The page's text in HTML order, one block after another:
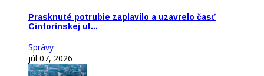
Prasknuté potrubie zaplavilo a uzavrelo časť
Cintorínskej ul…
Správy
júl 07, 2026